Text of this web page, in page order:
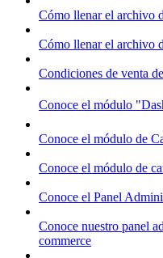
Cómo llenar el archivo
Cómo llenar el archivo
Condiciones de venta
Conoce el módulo
Conoce el módulo de
Conoce el módulo de
Conoce el Panel
Conoce nuestro panel
commerce